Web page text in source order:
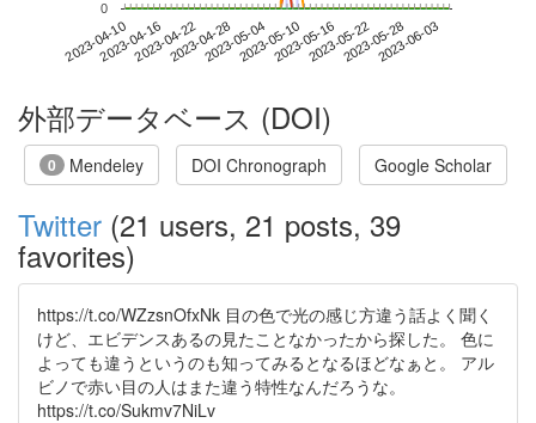
2023-04-102023-04-162023-04-222023-04-282023-05-042023-05-102023-05-162023-05-222023-05-282023-06-03
0
外部データベース (DOI)
0 Mendeley DOI Chronograph Google Scholar
Twitter (21 users, 21 posts, 39
favorites)
https://t.co/WZzsnOfxNk 目の色で光の感じ方違う話よく聞く
けど、エビデンスあるの見たことなかったから探した。 色に
よっても違うというのも知ってみるとなるほどなぁと。 アル
ビノで赤い目の人はまた違う特性なんだろうな。
https://t.co/Sukmv7NiLv